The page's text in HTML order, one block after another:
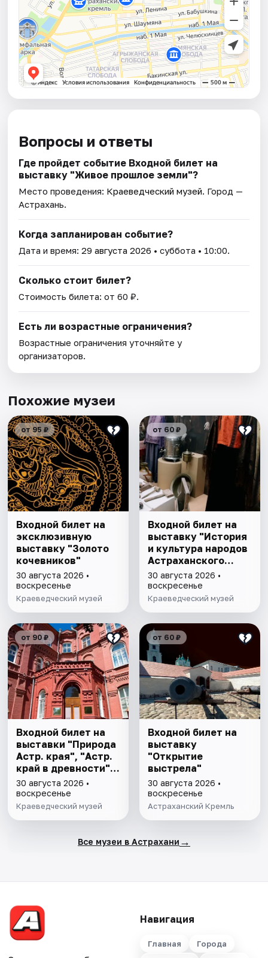
Вопросы и ответы
Где пройдет событие Входной билет на
выставку "Живое прошлое земли"?
Место проведения: Краеведческий музей. Город —
Астрахань.
Когда запланирован событие?
Дата и время:29 августа 2026 • суббота • 10:00.
Сколько стоит билет?
Стоимость билета: от 60 ₽.
Есть ли возрастные ограничения?
Возрастные ограничения уточняйте у
организаторов.
Похожие музеи
от 95 ₽
Входной билет на
эксклюзивную
выставку "Золото
кочевников"
30 августа 2026 •
воскресенье
Краеведческий музей
от 60 ₽
Входной билет на
выставку "История
и культура народов
Астраханского
края"
30 августа 2026 •
воскресенье
Краеведческий музей
от 90 ₽
Входной билет на
выставки "Природа
Астр. края", "Астр.
край в древности",
"Заселение Астр.
края"
30 августа 2026 •
воскресенье
Краеведческий музей
от 60 ₽
Входной билет на
выставку
"Открытие
выстрела"
30 августа 2026 •
воскресенье
Астраханский Кремль
Все музеи в Астрахани →
Навигация
Главная
Города